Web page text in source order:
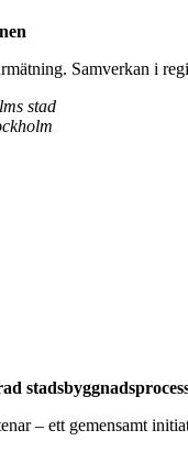
Samverkan i
stad
– ett gemensamt